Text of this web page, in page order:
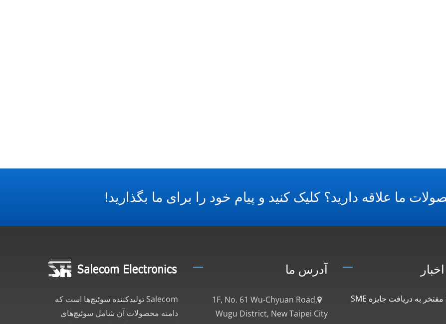
ما علاقه دارید؟ کلیک کنید و پیام خود را برای ما بگذارید!
Salecom تولیدکننده سوئیچ‌ها است که
دامنه محصولات آن شامل سوئیچ‌های
آدرس ما
1F, No. 61 Wu-Chyuan Road,
Wugu District, New Taipei City
Salecom مفتخر به دریافت جایزه SME